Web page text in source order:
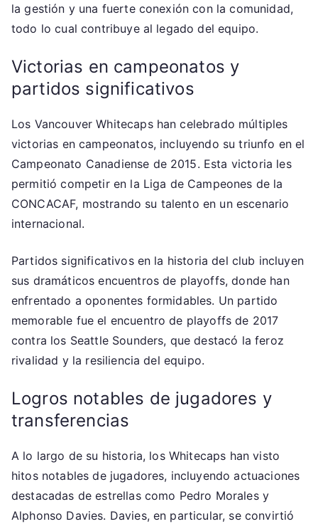
la gestión y una fuerte conexión con la comunidad,
todo lo cual contribuye al legado del equipo.
Victorias en campeonatos y
partidos significativos
Los Vancouver Whitecaps han celebrado múltiples
victorias en campeonatos, incluyendo su triunfo en el
Campeonato Canadiense de 2015. Esta victoria les
permitió competir en la Liga de Campeones de la
CONCACAF, mostrando su talento en un escenario
internacional.
Partidos significativos en la historia del club incluyen
sus dramáticos encuentros de playoffs, donde han
enfrentado a oponentes formidables. Un partido
memorable fue el encuentro de playoffs de 2017
contra los Seattle Sounders, que destacó la feroz
rivalidad y la resiliencia del equipo.
Logros notables de jugadores y
transferencias
A lo largo de su historia, los Whitecaps han visto
hitos notables de jugadores, incluyendo actuaciones
destacadas de estrellas como Pedro Morales y
Alphonso Davies. Davies, en particular, se convirtió